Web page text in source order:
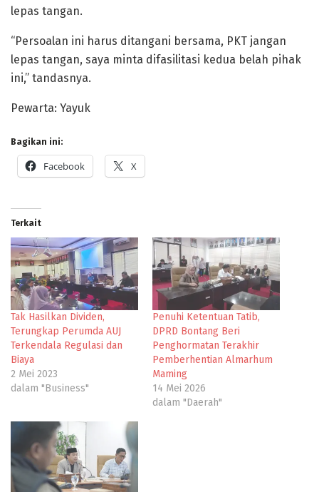
lepas tangan.
“Persoalan ini harus ditangani bersama, PKT jangan
lepas tangan, saya minta difasilitasi kedua belah pihak
ini,” tandasnya.
Pewarta: Yayuk
Bagikan ini:
Facebook X
Terkait
Tak Hasilkan Dividen,
Terungkap Perumda AUJ
Terkendala Regulasi dan
Biaya
2 Mei 2023
dalam "Business"
Penuhi Ketentuan Tatib,
DPRD Bontang Beri
Penghormatan Terakhir
Pemberhentian Almarhum
Maming
14 Mei 2026
dalam "Daerah"